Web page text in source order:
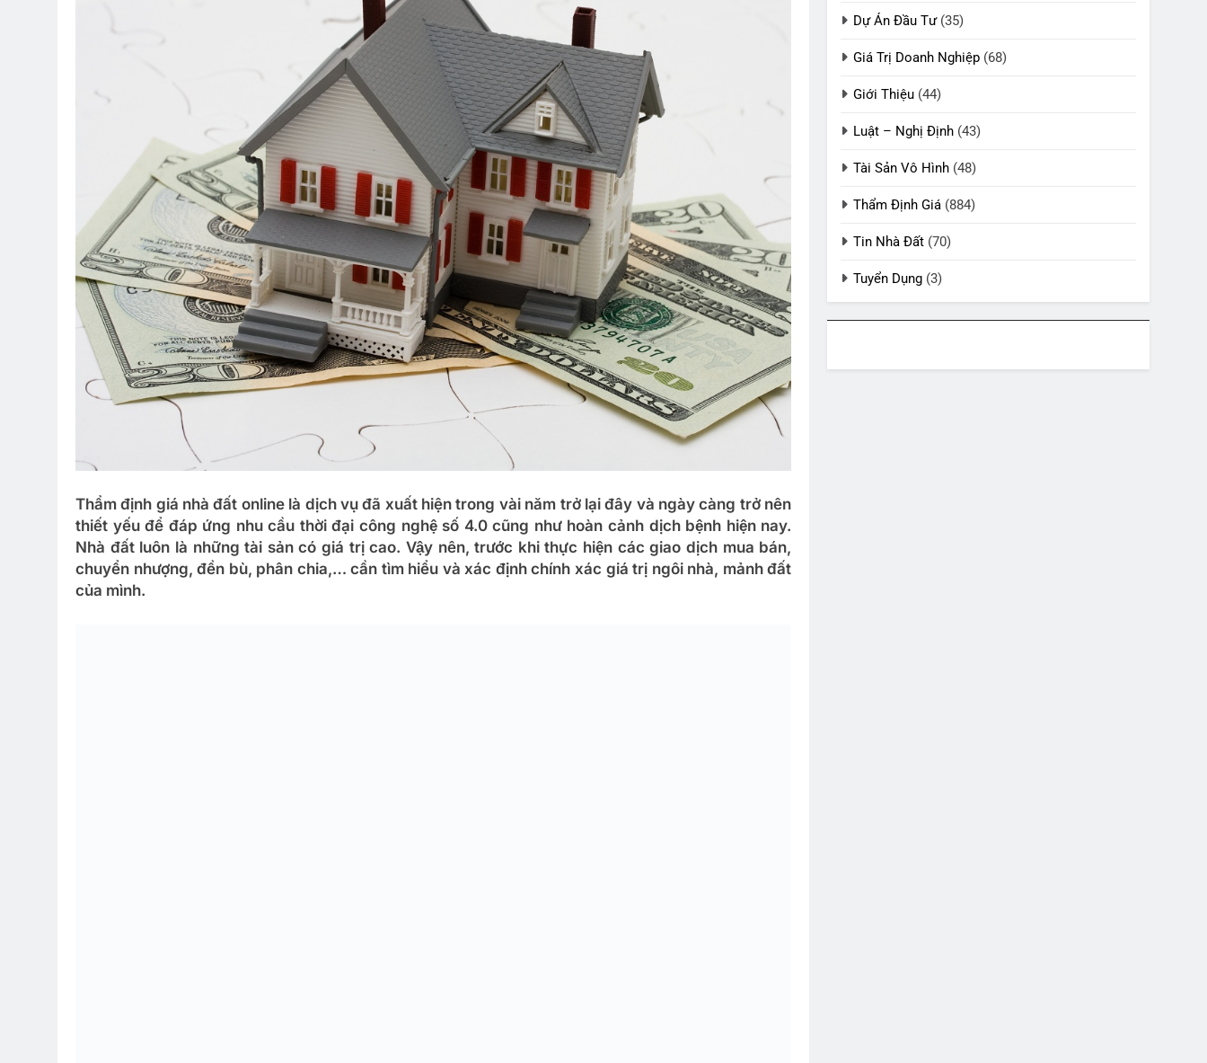
Thẩm định giá nhà đất online là dịch vụ đã xuất hiện trong vài năm trở lại đây và ngày càng trở nên
thiết yếu để đáp ứng nhu cầu thời đại công nghệ số 4.0 cũng như hoàn cảnh dịch bệnh hiện nay.
Nhà đất luôn là những tài sản có giá trị cao. Vậy nên, trước khi thực hiện các giao dịch mua bán,
chuyển nhượng, đền bù, phân chia,… cần tìm hiểu và xác định chính xác giá trị ngôi nhà, mảnh đất
của mình.
Dự Án Đầu Tư(35)
Giá Trị Doanh Nghiệp (68)
Giới Thiệu (44)
Luật – Nghị Định (43)
Tài Sản Vô Hình (48)
Thẩm Định Giá (884)
Tin Nhà Đất (70)
Tuyển Dụng (3)